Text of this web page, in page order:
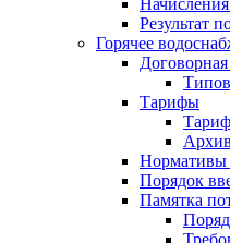
Результат
Горячее
Договорная
Тарифы
Архив
Нормативы
Порядок
Памятка